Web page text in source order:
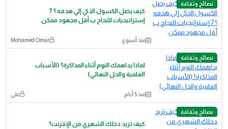
نصائح وثقافة
كيف يصل الكسول الذكي إلي هدفه ؟ 7
إستراتيجيات للنجاح ب أقل مجهود ممكن
منذ أسبوع ‪Mohamed Omar‬‏
نصائح وثقافة
لماذا يداهمك النوم أثناء المذاكرة؟ (الأسباب
العلمية والحل النهائي)
منذ 5 أيام علي
نصائح وثقافة
كيف تزيد دخلك الشهري من الإنترنت؟